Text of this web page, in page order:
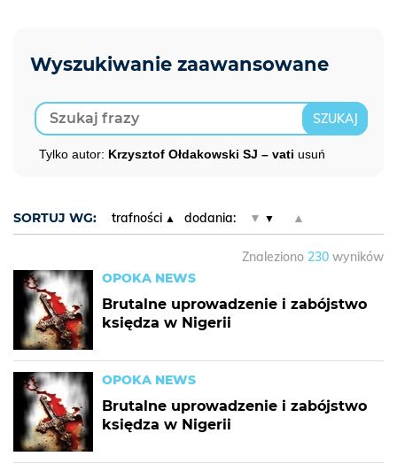
Tylko autor: Krzysztof Ołdakowski SJ – vati usuń
SORTUJ WG: trafności dodania: ▼ ▲
Znaleziono 230 wyników
OPOKA NEWS
Brutalne uprowadzenie i zabójstwo
księdza w Nigerii
OPOKA NEWS
Brutalne uprowadzenie i zabójstwo
księdza w Nigerii